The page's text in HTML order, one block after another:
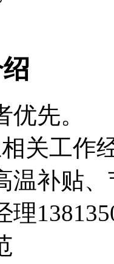
先。
关工作
温补贴